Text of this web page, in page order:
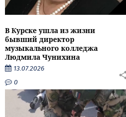
В Курске ушла из жизни
бывший директор
музыкального колледжа
Людмила Чунихина
13.07.2026
0